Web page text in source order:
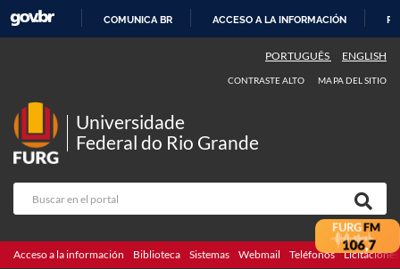
CONTENIDO
COMUNICA BR ACCESO A LA INFORMACIÓN
PORTUGUÊS ENGLISH
CONTRASTE ALTO MAPA DEL SITIO
Universidade
Federal do Rio Grande
Acceso a la información Biblioteca Sistemas Webmail Teléfonos Licitaciones